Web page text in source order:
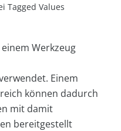
Tagged Values
Werkzeug
Einem
können dadurch
mit damit
bereitgestellt